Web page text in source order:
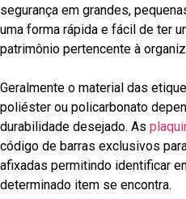
segurança em grandes,
uma forma rápida e fácil de ter
patrimônio pertencente à
Geralmente o material das
poliéster ou policarbonato
durabilidade desejado. As
código de barras exclusivos
afixadas permitindo identificar
determinado item se encontra.